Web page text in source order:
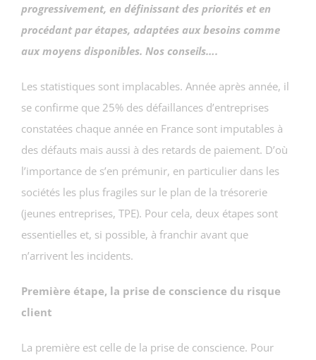
progressivement, en définissant des priorités et en
procédant par étapes, adaptées aux besoins comme
aux moyens disponibles. Nos conseils….
Les statistiques sont implacables. Année après année, il
se confirme que 25% des défaillances d’entreprises
constatées chaque année en France sont imputables à
des défauts mais aussi à des retards de paiement. D’où
l’importance de s’en prémunir, en particulier dans les
sociétés les plus fragiles sur le plan de la trésorerie
(jeunes entreprises, TPE). Pour cela, deux étapes sont
essentielles et, si possible, à franchir avant que
n’arrivent les incidents.
Première étape, la prise de conscience du risque
client
La première est celle de la prise de conscience. Pour